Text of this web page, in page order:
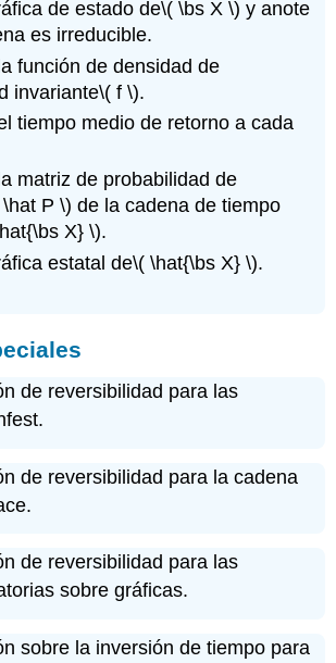
de estado de\( \bs X \) y anote
es irreducible.
función de densidad de
invariante\( f \).
tiempo medio de retorno a cada
matriz de probabilidad de
P \) de la cadena de tiempo
X} \).
estatal de\( \hat{\bs X} \).
de reversibilidad para las
de reversibilidad para la cadena
de reversibilidad para las
sobre gráficas.
sobre la inversión de tiempo para